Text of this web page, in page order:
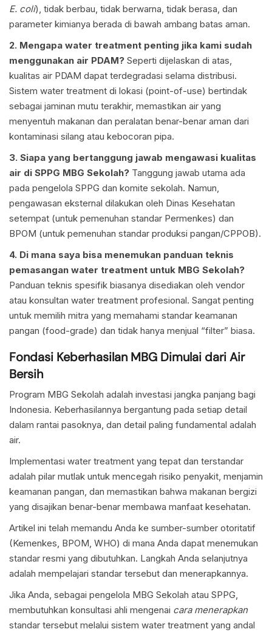
E. coli), tidak berbau, tidak berwarna, tidak berasa, dan
parameter kimianya berada di bawah ambang batas aman.
2. Mengapa water treatment penting jika kami sudah
menggunakan air PDAM? Seperti dijelaskan di atas,
kualitas air PDAM dapat terdegradasi selama distribusi.
Sistem water treatment di lokasi (point-of-use) bertindak
sebagai jaminan mutu terakhir, memastikan air yang
menyentuh makanan dan peralatan benar-benar aman dari
kontaminasi silang atau kebocoran pipa.
3. Siapa yang bertanggung jawab mengawasi kualitas
air di SPPG MBG Sekolah? Tanggung jawab utama ada
pada pengelola SPPG dan komite sekolah. Namun,
pengawasan eksternal dilakukan oleh Dinas Kesehatan
setempat (untuk pemenuhan standar Permenkes) dan
BPOM (untuk pemenuhan standar produksi pangan/CPPOB).
4. Di mana saya bisa menemukan panduan teknis
pemasangan water treatment untuk MBG Sekolah?
Panduan teknis spesifik biasanya disediakan oleh vendor
atau konsultan water treatment profesional. Sangat penting
untuk memilih mitra yang memahami standar keamanan
pangan (food-grade) dan tidak hanya menjual “filter” biasa.
Fondasi Keberhasilan MBG Dimulai dari Air
Bersih
Program MBG Sekolah adalah investasi jangka panjang bagi
Indonesia. Keberhasilannya bergantung pada setiap detail
dalam rantai pasoknya, dan detail paling fundamental adalah
air.
Implementasi water treatment yang tepat dan terstandar
adalah pilar mutlak untuk mencegah risiko penyakit, menjamin
keamanan pangan, dan memastikan bahwa makanan bergizi
yang disajikan benar-benar membawa manfaat kesehatan.
Artikel ini telah memandu Anda ke sumber-sumber otoritatif
(Kemenkes, BPOM, WHO) di mana Anda dapat menemukan
standar resmi yang dibutuhkan. Langkah Anda selanjutnya
adalah mempelajari standar tersebut dan menerapkannya.
Jika Anda, sebagai pengelola MBG Sekolah atau SPPG,
membutuhkan konsultasi ahli mengenai cara menerapkan
standar tersebut melalui sistem water treatment yang andal